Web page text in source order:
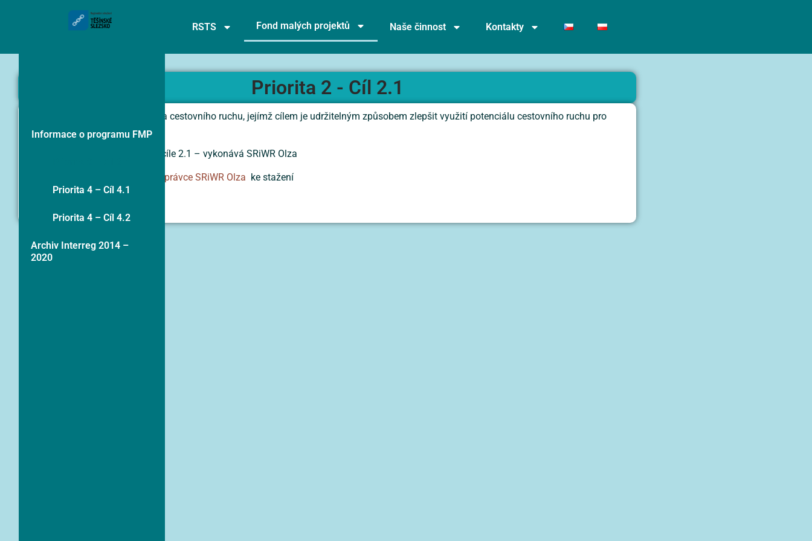
RSTS Fond malých projektů Naše činnost Kontakty
Informace o programu FMP
Priorita 4 – Cíl 4.1
Priorita 4 – Cíl 4.2
Archiv Interreg 2014 –
2020
Priorita 2 - Cíl 2.1
Cíl 2.1 Podpora v oblasti kultury a cestovního ruchu, jejímž cílem je udržitelným způsobem zlepšit využití potenciálu cestovního ruchu pro
hospodářský rozvoj pohraničí.
Správce Fondu malých projektů cíle 2.1 – vykonává SRiWR Olza
na stránkách správce SRiWR Olza ke stažení